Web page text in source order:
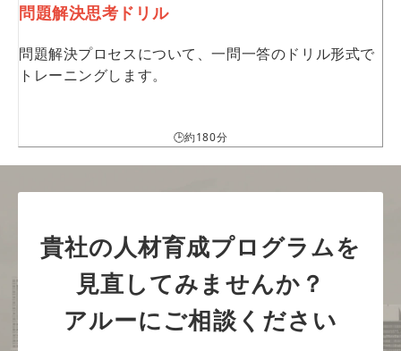
問題解決思考ドリル
問題解決プロセスについて、一問一答のドリル形式で
トレーニングします。
🕒約180分
貴社の人材育成プログラムを
見直してみませんか？
アルーにご相談ください